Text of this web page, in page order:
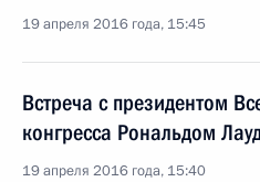
19 апреля 2016 года, 15:45
Встреча с президентом
конгресса Рональдом
19 апреля 2016 года, 15:40